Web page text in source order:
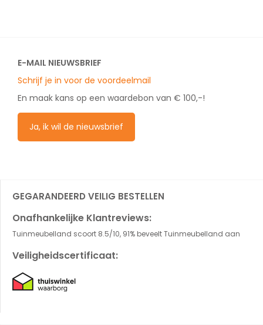
E-MAIL NIEUWSBRIEF
Schrijf je in voor de voordeelmail
En maak kans op een waardebon van € 100,-!
Ja, ik wil de nieuwsbrief
GEGARANDEERD VEILIG BESTELLEN
Onafhankelijke Klantreviews:
Tuinmeubelland scoort 8.5/10, 91% beveelt Tuinmeubelland aan
Veiligheidscertificaat: